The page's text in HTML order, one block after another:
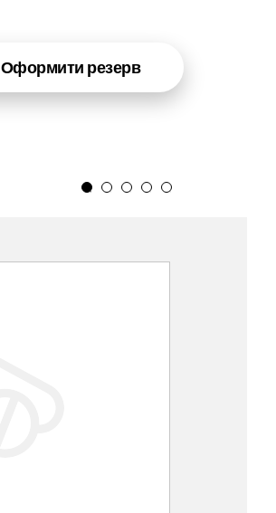
Оформити резерв